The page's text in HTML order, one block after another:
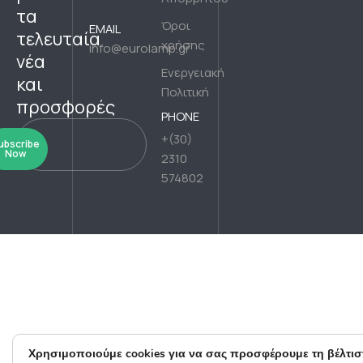
τα
τελευταία
νέα
και
προσφορές
Now
EMAIL
info@eurolamp.gr
Όροι
χρήσης
Ενεργειακή
Πολιτική
PHONE
+(30)
2310
574802
Χρησιμοποιούμε cookies για να σας προσφέρουμε τη